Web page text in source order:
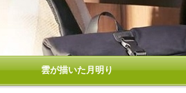
雲が描いた月明り